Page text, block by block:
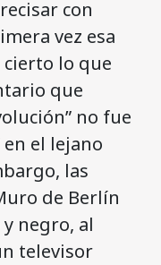
con
vez esa
cierto lo que
que
no fue
el lejano
las
de Berlín
negro, al
televisor